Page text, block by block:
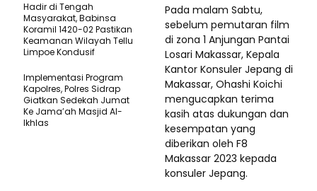
Pada malam Sabtu,
sebelum pemutaran film
di zona 1 Anjungan Pantai
Losari Makassar, Kepala
Kantor Konsuler Jepang di
Makassar, Ohashi Koichi
mengucapkan terima
kasih atas dukungan dan
kesempatan yang
diberikan oleh F8
Makassar 2023 kepada
konsuler Jepang.
Hadir di Tengah
Masyarakat, Babinsa
Koramil 1420-02 Pastikan
Keamanan Wilayah Tellu
Limpoe Kondusif
Implementasi Program
Kapolres, Polres Sidrap
Giatkan Sedekah Jumat
Ke Jama’ah Masjid Al-
Ikhlas